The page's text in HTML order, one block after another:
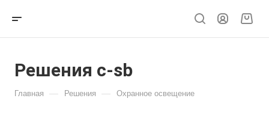
Решения c-sb
Главная — Решения — Охранное освещение